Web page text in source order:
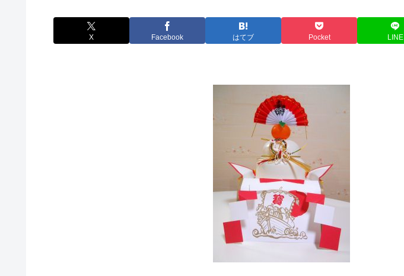
X Facebook はてブ Pocket LINE